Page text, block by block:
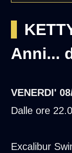
Anni...
VENERDI'
Dalle ore
Excalibur